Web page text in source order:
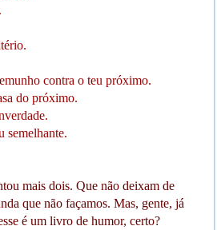
contra o teu próximo.
do próximo.
semelhante.
mais dois. Que não deixam de
que não façamos. Mas, gente, já
é um livro de humor, certo?